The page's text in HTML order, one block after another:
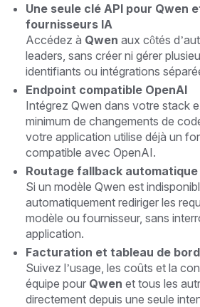
Une seule clé API pour Qwen
fournisseurs IA
Accédez à Qwen aux côtés
leaders, sans créer ni gérer
identifiants ou intégrations
Endpoint compatible OpenAI
Intégrez Qwen dans votre stack
minimum de changements de
votre application utilise déjà un
compatible avec OpenAI.
Routage fallback automatique
Si un modèle Qwen est
automatiquement rediriger les
modèle ou fournisseur, sans
application.
Facturation et tableau de
Suivez l’usage, les coûts et la
équipe pour Qwen et tous les
directement depuis une seule